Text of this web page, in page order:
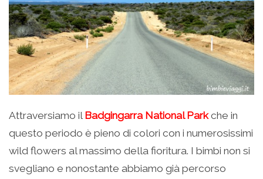
Attraversiamo il Badgingarra National Park che in
questo periodo è pieno di colori con i numerosissimi
wild flowers al massimo della fioritura. I bimbi non si
svegliano e nonostante abbiamo già percorso